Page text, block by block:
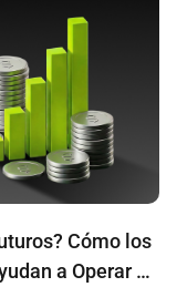
Cómo los
a Operar en